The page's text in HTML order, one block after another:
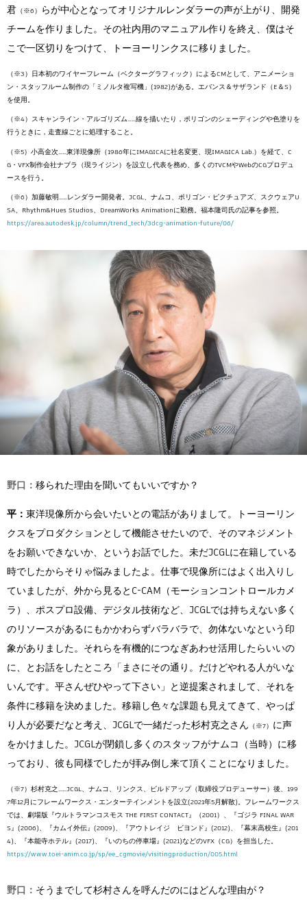
君 （※6）
らが中心となってオリジナルレンダラーの声が上がり、開発
チームを作りました。その社内用のマニュアル作りを終え、僕はそ
こで一区切りをつけて、トーヨーリンクスに移りました。
（※3）日本初のワイヤーフレーム（ベクターグラフィック）によるCMとして、アニメーショ
ン・スタッフルーム制作の「ミノルタ複写機」(1982)がある。エバンス＆サザランド（E＆S）
を使用。
（※4）スキャンライン・アルゴリズム……線を描いたり，ポリゴンのシェーディングや色塗りを
行うときに，走査線ごとに処理すること。
（※5）小高金次……東洋現像所（1986年にIMAGICAに社名変更、現IMAGICA Lab.）を経て、C
G・VFX制作会社ナブラ（現ライジン）を設立し代表を務め、多くのTVCMやWebのCGプロデュ
ースを行う。
（※6）加藤敏明……レンダラー開発者。JCGL、ナムコ、ポリゴン・ピクチュアズ、スクウェアU
SA、Rhythm&Hues Studios、DreamWorks Animationに勤務。福本隆司氏の記事を参照。
https://area.autodesk.jp/column/trend_tech/3dcg-animation-future/06/
野口： 移られた理由を聞いてもいいですか？
平： 東洋現像所から会いたいとの電話がありまして。トーヨーリン
クスをプロダクションとして機能させたいので、そのマネジメント
をお願いできないか、というお話でした。未だJCGLに在籍している
時でしたからそりゃ悩みましたよ。仕事で現像所にはよく出入りし
ていましたが、外から見るとC-CAM（モーションコントロールカメ
ラ）、ポスプロ設備、デジタル技術など、JCGLでは持ちえない多く
のリソースがあるにもかかわらずバラバラで、勿体ないなという印
象がありました。それらを有機的につなぎあわせ活用したらいいの
に、とお話をしたところ「まさにその通り。だけどやれる人がいな
いんです。平さんぜひやって下さい」と逆提案されまして、それを
条件に移籍を決めました。移籍し色々な課題も見えてきて、やっぱ
り人が必要だなと考え、JCGLで一緒だった杉村克之さん （※7） に声
をかけました。JCGLが閉鎖し多くのスタッフがナムコ（当時）に移
っており、彼も同様でしたが拝み倒し来て頂くことになりました。
（※7）杉村克之……JCGL、ナムコ、リンクス、ビルドアップ（取締役プロデューサー）後、199
7年12月にフレームワークス・エンターテインメントを設立(2021年5月解散)。フレームワークス
では、劇場版『ウルトラマンコスモス THE FIRST CONTACT』（2001）、『ゴジラ FINAL WAR
S』(2006)、『カムイ外伝』(2009)、『アウトレイジ ビヨンド』(2012)、『幕末高校生』(201
4)、『本能寺ホテル』(2017)、『いのちの停車場』(2021)などのVFX（CG）を担当した。
https://www.toei-anim.co.jp/sp/ee_cgmovie/visitingproduction/005.html
野口： そうまでして杉村さんを呼んだのにはどんな理由が？